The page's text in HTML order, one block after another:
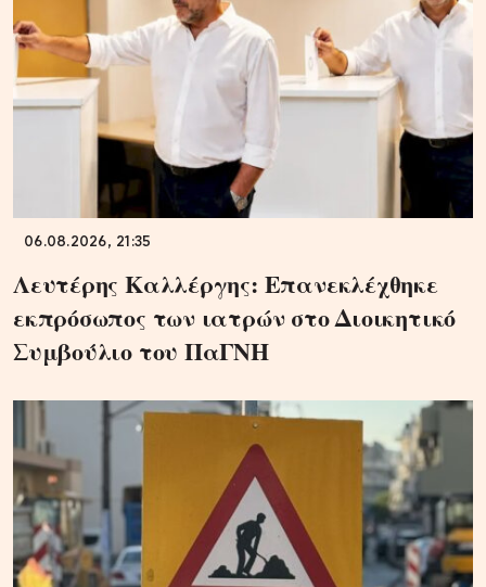
06.08.2026, 21:35
Λευτέρης Καλλέργης: Επανεκλέχθηκε
εκπρόσωπος των ιατρών στο Διοικητικό
Συμβούλιο του ΠαΓΝΗ